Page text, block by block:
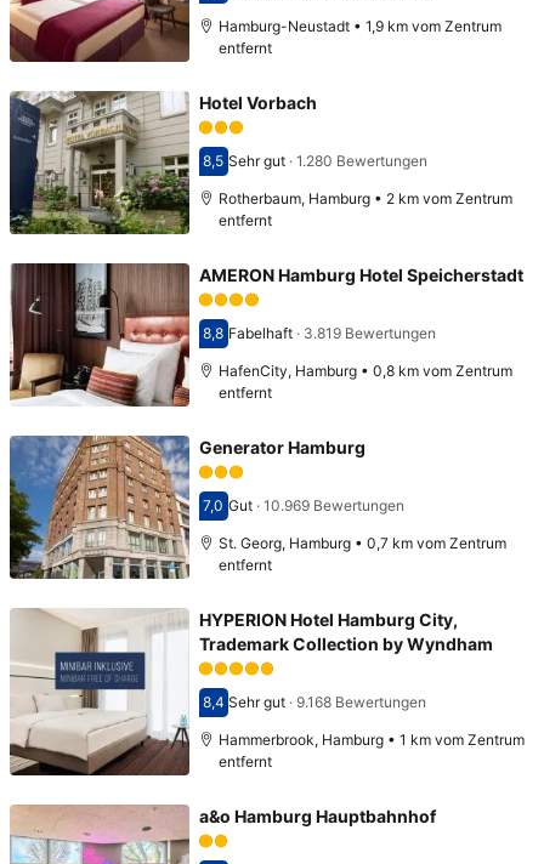
Hamburg-Neustadt • 1,9 km vom Zentrum
entfernt
Hotel Vorbach
Bewertet mit 8,5
8,5 Sehr gut· 1.280 Bewertungen
Rotherbaum, Hamburg • 2 km vom Zentrum
entfernt
AMERON Hamburg Hotel Speicherstadt
Bewertet mit 8,8
8,8 Fabelhaft· 3.819 Bewertungen
HafenCity, Hamburg • 0,8 km vom Zentrum
entfernt
Generator Hamburg
Bewertet mit 7,0
7,0 Gut· 10.969 Bewertungen
St. Georg, Hamburg • 0,7 km vom Zentrum
entfernt
HYPERION Hotel Hamburg City,
Trademark Collection by Wyndham
Bewertet mit 8,4
8,4 Sehr gut· 9.168 Bewertungen
Hammerbrook, Hamburg • 1 km vom Zentrum
entfernt
a&o Hamburg Hauptbahnhof